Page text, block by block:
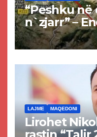
“Peshku në
n`zjarr” –
projekti i
Tetovës nis
LAJME MAQEDONI
Lirohet